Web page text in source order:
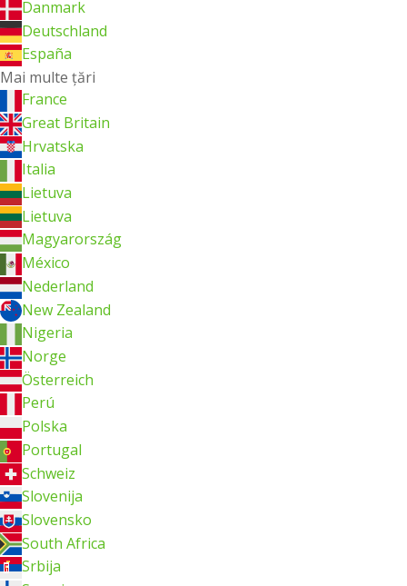
Danmark
Deutschland
España
Mai multe ţări
France
Great Britain
Hrvatska
Italia
Lietuva
Lietuva
Magyarország
México
Nederland
New Zealand
Nigeria
Norge
Österreich
Perú
Polska
Portugal
Schweiz
Slovenija
Slovensko
South Africa
Srbija